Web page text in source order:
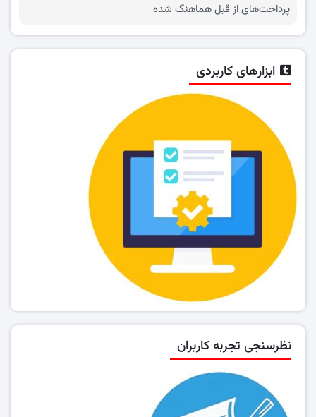
پرداخت‌های از قبل هماهنگ شده
ابزارهای کاربردی
نظرسنجی تجربه کاربران